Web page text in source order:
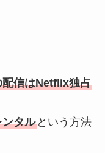
信はNetflix独占
ンタルという方法